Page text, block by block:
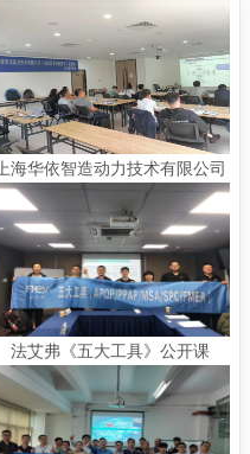
上海华依智造动力技术有限公司
《QFD质量功能展开》项目咨询
法艾弗《五大工具》公开课